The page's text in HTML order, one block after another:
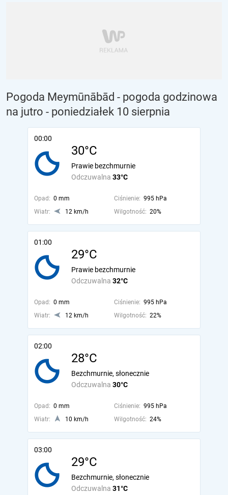
Pogoda Meymūnābād - pogoda godzinowa
na jutro - poniedziałek 10 sierpnia
00:00
30°C
Odczuwalna 33°C
Prawie bezchmurnie
Opad: 0 mm Ciśnienie: 995 hPa
Wiatr:
12 km/h Wilgotność: 20%
01:00
29°C
Odczuwalna 32°C
Prawie bezchmurnie
Opad: 0 mm Ciśnienie: 995 hPa
Wiatr:
12 km/h Wilgotność: 22%
02:00
28°C
Odczuwalna 30°C
Bezchmurnie, słonecznie
Opad: 0 mm Ciśnienie: 995 hPa
Wiatr:
10 km/h Wilgotność: 24%
03:00
29°C
Odczuwalna 31°C
Bezchmurnie, słonecznie